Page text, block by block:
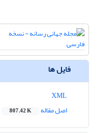
فایل ها
اصل مقاله
807.42 K